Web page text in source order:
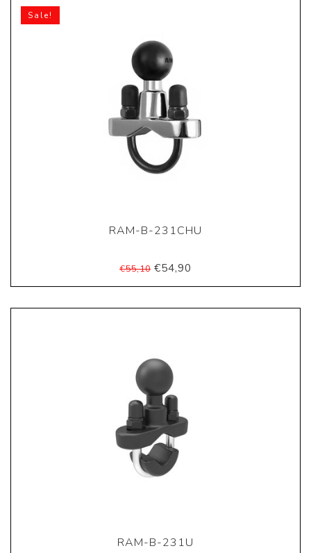
Sale!
RAM-B-231CHU
€55,10 €54,90
RAM-B-231U